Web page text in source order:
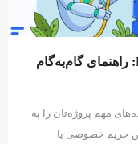
آموزش کامل اجرای محلی Llama 3.1: راهنمای گام‌به‌گام
مهم پروژه‌تان را به
حریم خصوصی یا